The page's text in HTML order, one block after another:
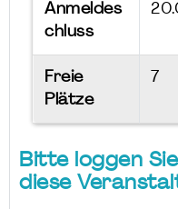
Anmeldes
chluss
Freie
Plätze
7
Bitte loggen
diese